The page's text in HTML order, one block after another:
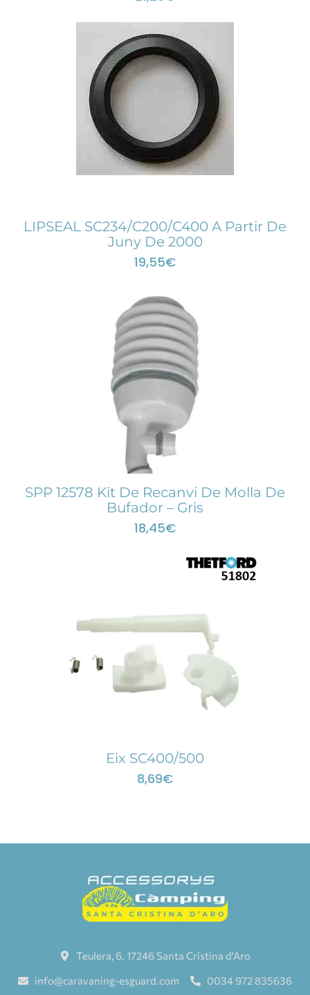
LIPSEAL SC234/C200/C400 A Partir De
Juny De 2000
19,55€
SPP 12578 Kit De Recanvi De Molla De
Bufador – Gris
18,45€
Eix SC400/500
8,69€
Teulera, 6. 17246 Santa Cristina d'Aro
info@caravaning-esguard.com
0034 972 835636